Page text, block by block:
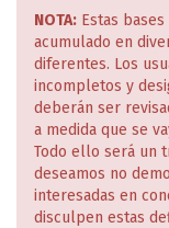
NOTA: Estas
acumulado en
diferentes. Los
incompletos y
deberán ser
a medida que se
Todo ello será un
deseamos no
interesadas en
disculpen estas